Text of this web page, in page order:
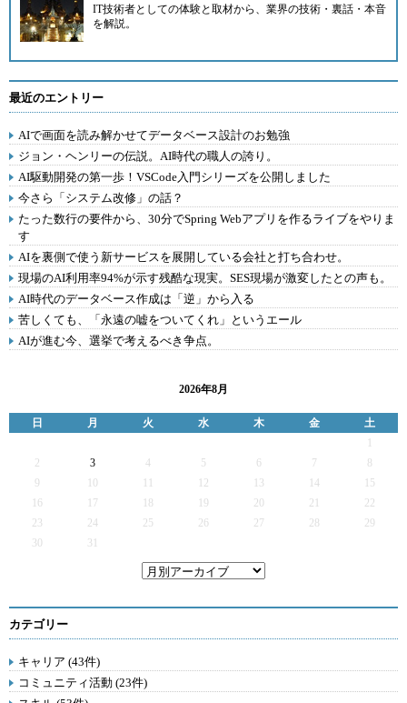
IT技術者としての体験と取材から、業界の技術・裏話・本音
を解説。
最近のエントリー
AIで画面を読み解かせてデータベース設計のお勉強
ジョン・ヘンリーの伝説。AI時代の職人の誇り。
AI駆動開発の第一歩！VSCode入門シリーズを公開しました
今さら「システム改修」の話？
たった数行の要件から、30分でSpring Webアプリを作るライブをやりま
す
AIを裏側で使う新サービスを展開している会社と打ち合わせ。
現場のAI利用率94%が示す残酷な現実。SES現場が激変したとの声も。
AI時代のデータベース作成は「逆」から入る
苦しくても、「永遠の嘘をついてくれ」というエール
AIが進む今、選挙で考えるべき争点。
2026年8月
日 月 火 水 木 金
土
2
3 4 5 6 7
9
12 13 14
15
16
17 19 20 21
22
23
24 25 26 27 28
29
30
31
カテゴリー
キャリア (43件)
コミュニティ活動 (23件)